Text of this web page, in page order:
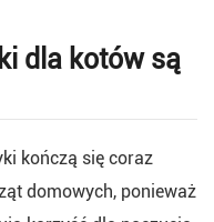
dla kotów są
kończą się coraz
domowych, ponieważ